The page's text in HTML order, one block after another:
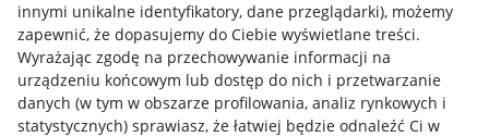
innymi unikalne identyfikatory, dane przeglądarki), możemy
zapewnić, że dopasujemy do Ciebie wyświetlane treści.
Wyrażając zgodę na przechowywanie informacji na
urządzeniu końcowym lub dostęp do nich i przetwarzanie
danych (w tym w obszarze profilowania, analiz rynkowych i
statystycznych) sprawiasz, że łatwiej będzie odnaleźć Ci w